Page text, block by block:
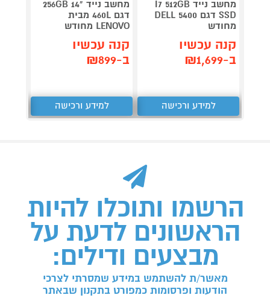
מחשב נייד I7 512GB
SSD דגם 5400 DELL
מחודש
קנה עכשיו
ב-₪1,699
למידע ורכישה
מחשב נייד "14 256GB
דגם 460L מבית
LENOVO מחודש
קנה עכשיו
ב-₪899
למידע ורכישה
הרשמו ותוכלו להיות
הראשונים לדעת על
מבצעים ודילים:
מאשר/ת להשתמש במידע שמסרתי לצרכי
הודעות ופרסומות כמפורט בתקנון שבאתר